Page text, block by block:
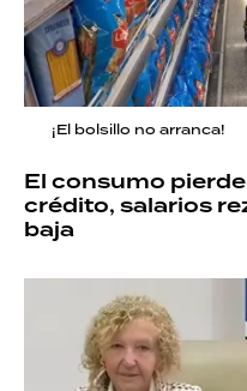
¡El bolsillo no arranca!
El consumo
crédito, salarios
baja